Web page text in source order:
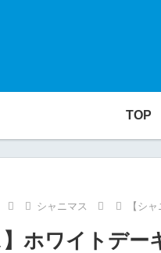
TOP
シャニマス 【シ
】ホワイトデ